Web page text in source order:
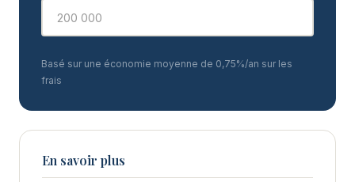
Basé sur une économie moyenne de 0,75%/an sur les
frais
En savoir plus